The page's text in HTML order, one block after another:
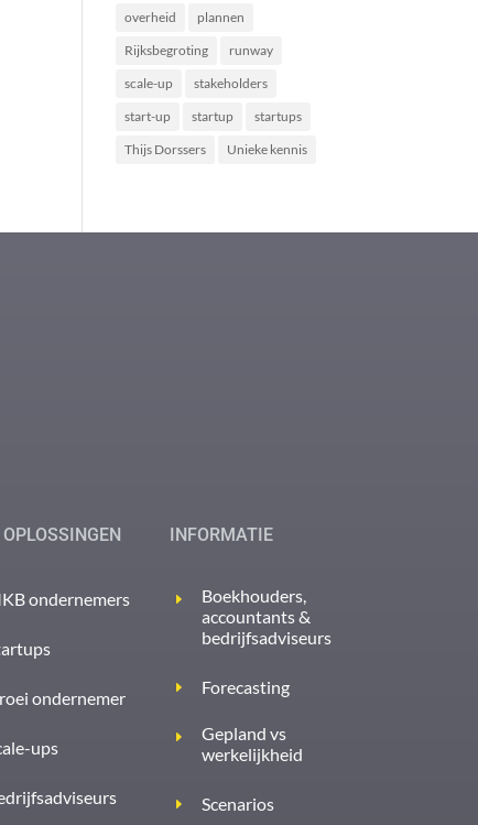
overheid
plannen
Rijksbegroting
runway
scale-up
stakeholders
start-up
startup
startups
Thijs Dorssers
Unieke kennis
ondernemers
ondernemer
ups
INFORMATIE
Boekhouders,
accountants &
bedrijfsadviseurs
Forecasting
Gepland vs
werkelijkheid
Scenarios